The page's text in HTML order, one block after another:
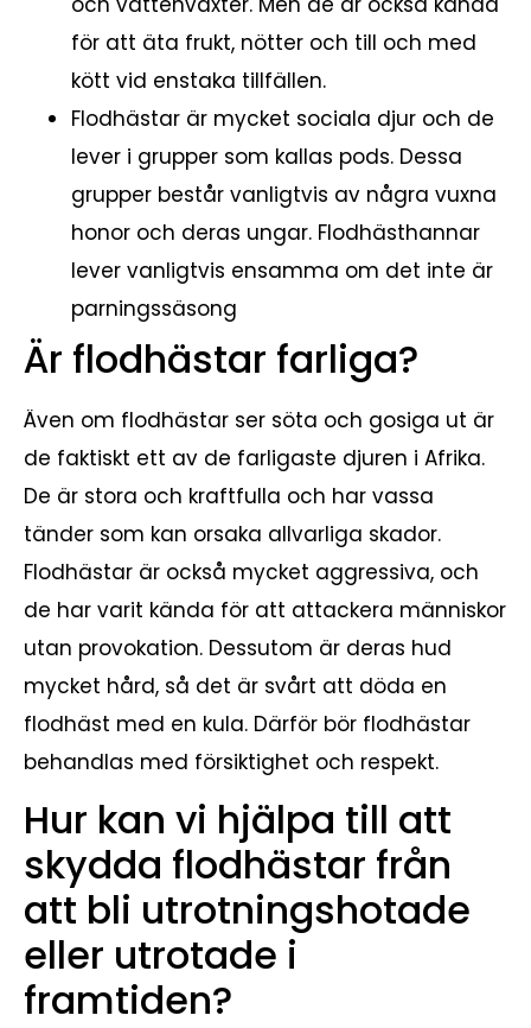
för att äta frukt, nötter och till och med
kött vid enstaka tillfällen.
Flodhästar är mycket sociala djur och de
lever i grupper som kallas pods. Dessa
grupper består vanligtvis av några vuxna
honor och deras ungar. Flodhästhannar
lever vanligtvis ensamma om det inte är
parningssäsong
Är flodhästar farliga?
Även om flodhästar ser söta och gosiga ut är
de faktiskt ett av de farligaste djuren i Afrika.
De är stora och kraftfulla och har vassa
tänder som kan orsaka allvarliga skador.
Flodhästar är också mycket aggressiva, och
de har varit kända för att attackera människor
utan provokation. Dessutom är deras hud
mycket hård, så det är svårt att döda en
flodhäst med en kula. Därför bör flodhästar
behandlas med försiktighet och respekt.
Hur kan vi hjälpa till att
skydda flodhästar från
att bli utrotningshotade
eller utrotade i
framtiden?